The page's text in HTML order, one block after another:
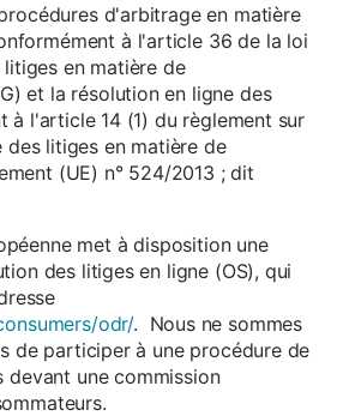
d'arbitrage en matière
à l'article 36 de la loi
en matière de
et la résolution en ligne des
à l'article 14 (1) du règlement sur
des litiges en matière de
(UE) n° 524/2013 ; dit
met à disposition une
des litiges en ligne (OS), qui
odr/. Nous ne sommes
de participer à une procédure de
devant une commission